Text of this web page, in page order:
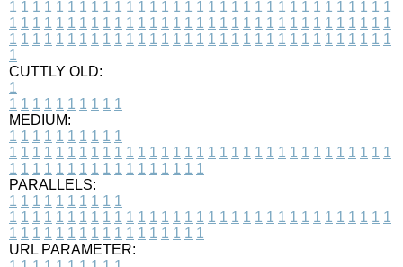
1 1 1 1 1 1 1 1 1 1 1 1 1 1 1 1 1 1 1 1 1 1 1 1 1 1 1 1 1 1 1 1 1
1 1 1 1 1 1 1 1 1 1 1 1 1 1 1 1 1 1 1 1 1 1 1 1 1 1 1 1 1 1 1 1 1
1 1 1 1 1 1 1 1 1 1 1 1 1 1 1 1 1 1 1 1 1 1 1 1 1 1 1 1 1 1 1 1 1
1
CUTTLY OLD:
1
1 1 1 1 1 1 1 1 1 1
MEDIUM:
1 1 1 1 1 1 1 1 1 1
1 1 1 1 1 1 1 1 1 1 1 1 1 1 1 1 1 1 1 1 1 1 1 1 1 1 1 1 1 1 1 1 1
1 1 1 1 1 1 1 1 1 1 1 1 1 1 1 1 1
PARALLELS:
1 1 1 1 1 1 1 1 1 1
1 1 1 1 1 1 1 1 1 1 1 1 1 1 1 1 1 1 1 1 1 1 1 1 1 1 1 1 1 1 1 1 1
1 1 1 1 1 1 1 1 1 1 1 1 1 1 1 1 1
URL PARAMETER: